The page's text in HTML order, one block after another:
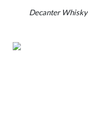
Decanter Whisky